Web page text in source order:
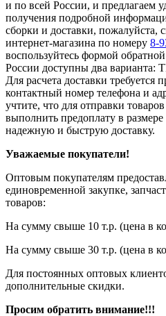
и по всей России, и предлагаем
получения подробной
сборки и доставки, пожалуйста,
интернет-магазина по номеру 8-
воспользуйтесь формой
России доступны два
Для расчета доставки требуется
контактный номер телефона и
учтите, что для отправки
выполнить предоплату в
надежную и быструю доставку.
Уважаемые покупатели!
Оптовым покупателям
единовременной закупке,
товаров:
На сумму свыше 10 т.р. (цена в
На сумму свыше 30 т.р. (цена в
Для постоянных оптовых
дополнительные скидки.
Просим обратить внимание!!!